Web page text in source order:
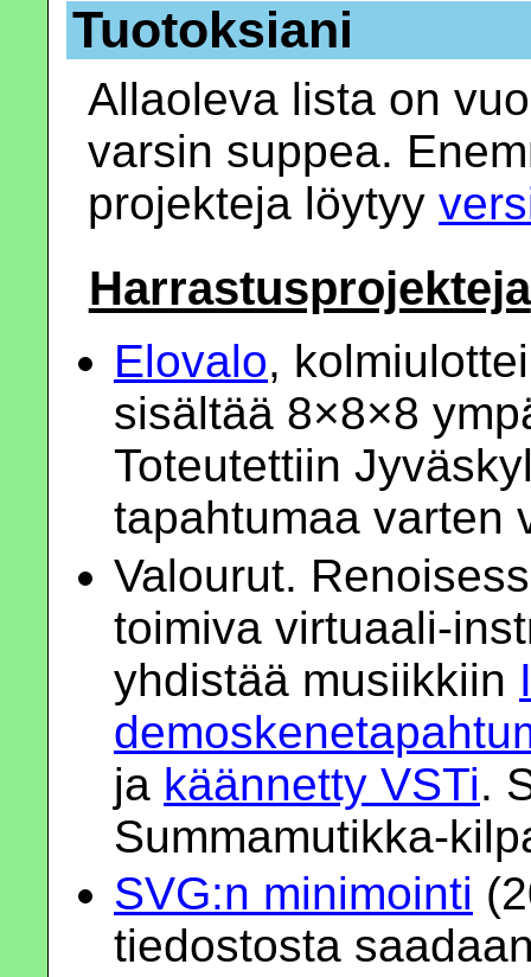
Tuotoksiani
Allaoleva lista on
varsin suppea.
projekteja löytyy
Harrastusprojekteja
Elovalo,
sisältää 8×8×8
Toteutettiin
tapahtumaa varten
Valourut.
toimiva virtuaali-
yhdistää musiikkiin
ja käännetty VSTi.
Summamutikka-
SVG:n minimointi
tiedostosta